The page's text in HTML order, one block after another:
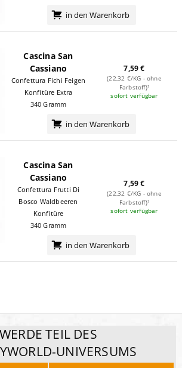
in den Warenkorb
Cascina San
Cassiano
Confettura Fichi Feigen
Konfitüre Extra
340 Gramm
7,59 €
(22,32 €/KG - ohne
Farbstoff)¹
sofort verfügbar
in den Warenkorb
Cascina San
Cassiano
Confettura Frutti Di
Bosco Waldbeeren
Konfitüre
340 Gramm
7,59 €
(22,32 €/KG - ohne
Farbstoff)¹
sofort verfügbar
in den Warenkorb
WERDE TEIL DES
UNIVERSUMS